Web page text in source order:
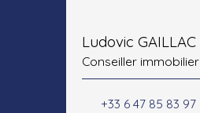
Ludovic GAILLAC
Conseiller immobilier
+33 6 47 85 83 97